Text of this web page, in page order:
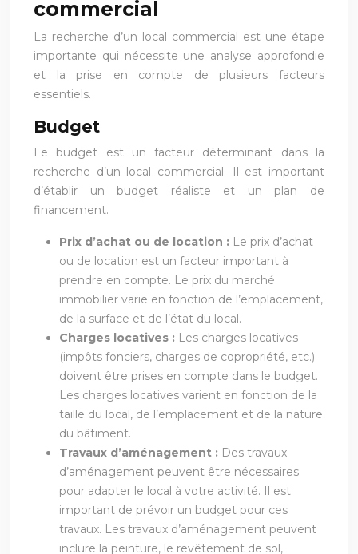
commercial
La recherche d’un local commercial est une étape
importante qui nécessite une analyse approfondie
et la prise en compte de plusieurs facteurs
essentiels.
Budget
Le budget est un facteur déterminant dans la
recherche d’un local commercial. Il est important
d’établir un budget réaliste et un plan de
financement.
Prix d’achat ou de location : Le prix d’achat
ou de location est un facteur important à
prendre en compte. Le prix du marché
immobilier varie en fonction de l’emplacement,
de la surface et de l’état du local.
Charges locatives : Les charges locatives
(impôts fonciers, charges de copropriété, etc.)
doivent être prises en compte dans le budget.
Les charges locatives varient en fonction de la
taille du local, de l’emplacement et de la nature
du bâtiment.
Travaux d’aménagement : Des travaux
d’aménagement peuvent être nécessaires
pour adapter le local à votre activité. Il est
important de prévoir un budget pour ces
travaux. Les travaux d’aménagement peuvent
inclure la peinture, le revêtement de sol,